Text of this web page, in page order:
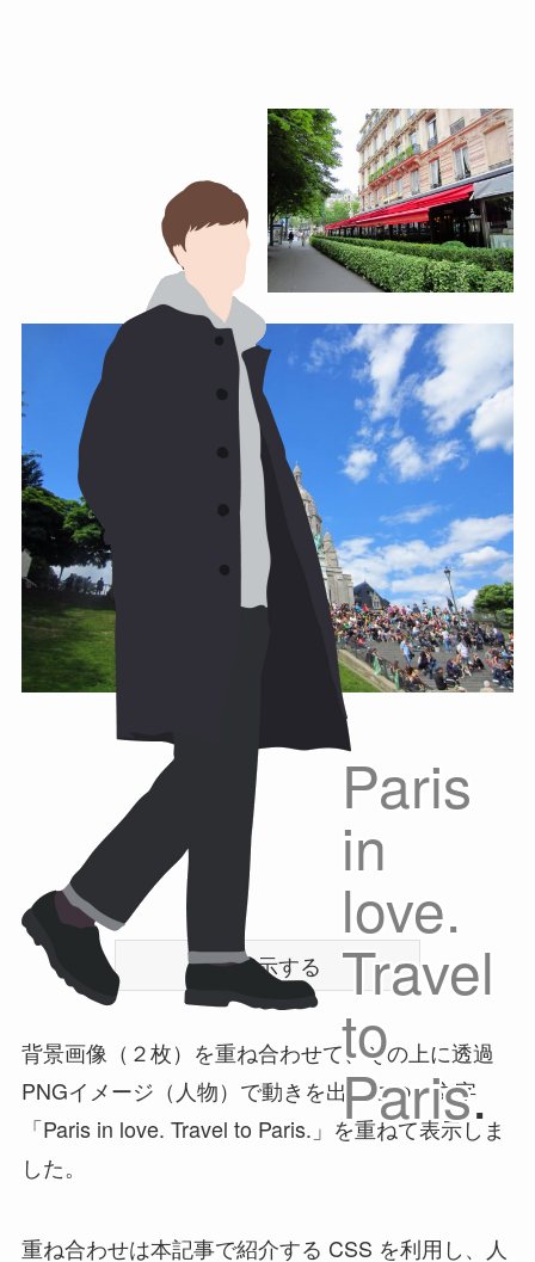
Paris
in
love.
Travel
to
Paris.
背景画像（２枚）を重ね合わせて、その上に透過
PNGイメージ（人物）で動きを出しつつ、文字
「Paris in love. Travel to Paris.」を重ねて表示しま
した。
重ね合わせは本記事で紹介する CSS を利用し、人